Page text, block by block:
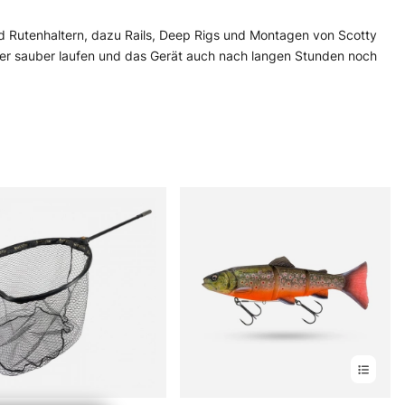
Rutenhaltern, dazu Rails, Deep Rigs und Montagen von Scotty
sauber laufen und das Gerät auch nach langen Stunden noch
für Angler, die gern präzise fischen, aber eben nicht
lässt sich meist schnell klären, welches Teil wirklich passt.